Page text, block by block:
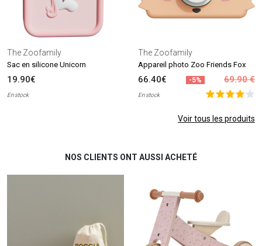
The Zoofamily
Sac en silicone Unicorn
19.90€
En stock
The Zoofamily
Appareil photo Zoo Friends Fox
66.40€ -5% 69.90 €
En stock
Voir tous les produits
NOS CLIENTS ONT AUSSI ACHETÉ